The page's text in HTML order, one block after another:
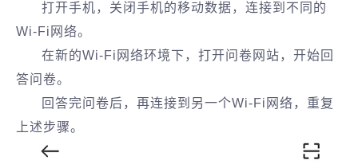
打开手机，关闭手机的移动数据，连接到不同的
Wi-Fi网络。
在新的Wi-Fi网络环境下，打开问卷网站，开始回
答问卷。
回答完问卷后，再连接到另一个Wi-Fi网络，重复
上述步骤。